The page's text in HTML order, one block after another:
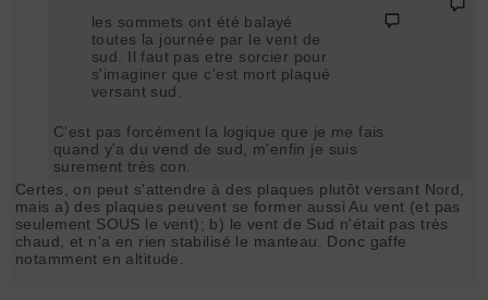
les sommets ont été balayé
toutes la journée par le vent de
sud. Il faut pas etre sorcier pour
s'imaginer que c'est mort plaqué
versant sud.
C'est pas forcément la logique que je me fais
quand y'a du vend de sud, m'enfin je suis
surement très con.
Certes, on peut s'attendre à des plaques plutôt versant Nord,
mais a) des plaques peuvent se former aussi Au vent (et pas
seulement SOUS le vent); b) le vent de Sud n'était pas très
chaud, et n'a en rien stabilisé le manteau. Donc gaffe
notamment en altitude.